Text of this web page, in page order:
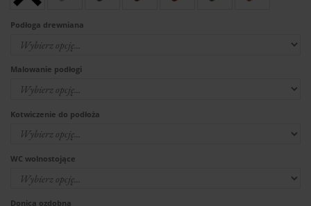
Podłoga drewniana
Malowanie podłogi
Kotwiczenie do podłoża
WC wolnostojące
Donica ozdobna